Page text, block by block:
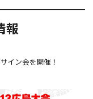
報
イン会を開催！